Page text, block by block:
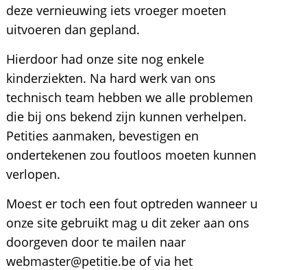
deze vernieuwing iets vroeger moeten
uitvoeren dan gepland.
Hierdoor had onze site nog enkele
kinderziekten. Na hard werk van ons
technisch team hebben we alle problemen
die bij ons bekend zijn kunnen verhelpen.
Petities aanmaken, bevestigen en
ondertekenen zou foutloos moeten kunnen
verlopen.
Moest er toch een fout optreden wanneer u
onze site gebruikt mag u dit zeker aan ons
doorgeven door te mailen naar
webmaster@petitie.be of via het